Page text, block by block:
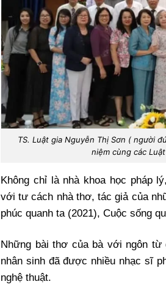
TS. Luật gia Nguyễn Thị Sơn ( người
niệm cùng các
Không chỉ là nhà khoa học pháp
với tư cách nhà thơ, tác giả của
phúc quanh ta (2021), Cuộc sống
Những bài thơ của bà với ngôn
nhân sinh đã được nhiều nhạc sĩ
nghệ thuật.